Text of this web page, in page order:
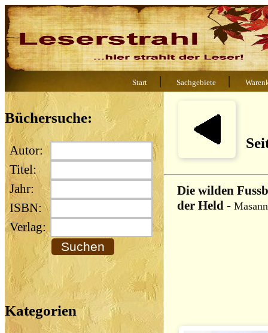
Start | Sachgebiete |
Büchersuche:
Autor:
Titel:
Jahr:
ISBN:
Verlag:
Kategorien
Die wilden
der Held -